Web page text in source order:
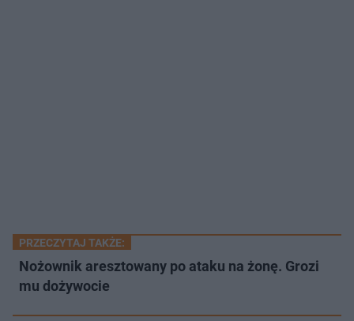
PRZECZYTAJ TAKŻE:
Nożownik aresztowany po ataku na żonę. Grozi
mu dożywocie